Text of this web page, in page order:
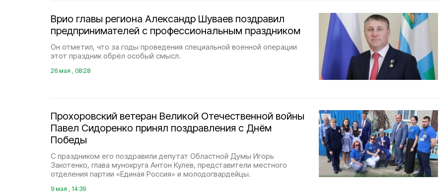
Врио главы региона Александр Шуваев поздравил
предпринимателей с профессиональным праздником
Он отметил, что за годы проведения специальной военной операции
этот праздник обрёл особый смысл.
26 мая , 08:28
Прохоровский ветеран Великой Отечественной войны
Павел Сидоренко принял поздравления с Днём
Победы
С праздником его поздравили депутат Областной Думы Игорь
Закотенко, глава мунокруга Антон Кулев, представители местного
отделения партии «Единая Россия» и молодогвардейцы.
9 мая , 14:39